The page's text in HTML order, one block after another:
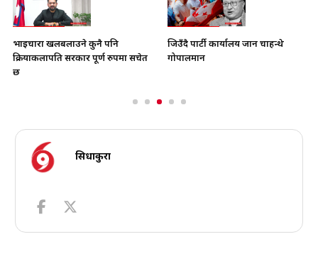
भाइचारा खलबलाउने कुनै पनि
क्रियाकलापप्रति सरकार पूर्ण रुपमा सचेत
छ
जिउँदै पार्टी कार्यालय जान चाहन्थे
गोपालमान
सिधाकुरा